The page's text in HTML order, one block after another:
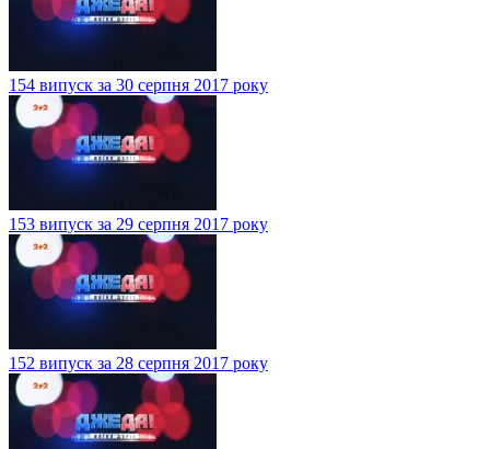
154 випуск за 30 серпня 2017 року
153 випуск за 29 серпня 2017 року
152 випуск за 28 серпня 2017 року